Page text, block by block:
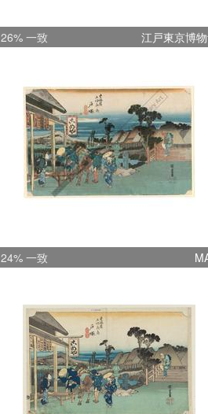
26% 一致 江戸東京博
24% 一致